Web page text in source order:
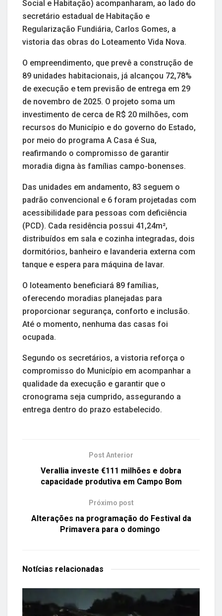
Social e Habitação) acompanharam, ao lado do
secretário estadual de Habitação e
Regularização Fundiária, Carlos Gomes, a
vistoria das obras do Loteamento Vida Nova.
O empreendimento, que prevê a construção de
89 unidades habitacionais, já alcançou 72,78%
de execução e tem previsão de entrega em 29
de novembro de 2025. O projeto soma um
investimento de cerca de R$ 20 milhões, com
recursos do Município e do governo do Estado,
por meio do programa A Casa é Sua,
reafirmando o compromisso de garantir
moradia digna às famílias campo-bonenses.
Das unidades em andamento, 83 seguem o
padrão convencional e 6 foram projetadas com
acessibilidade para pessoas com deficiência
(PCD). Cada residência possui 41,24m²,
distribuídos em sala e cozinha integradas, dois
dormitórios, banheiro e lavanderia externa com
tanque e espera para máquina de lavar.
O loteamento beneficiará 89 famílias,
oferecendo moradias planejadas para
proporcionar segurança, conforto e inclusão.
Até o momento, nenhuma das casas foi
ocupada.
Segundo os secretários, a vistoria reforça o
compromisso do Município em acompanhar a
qualidade da execução e garantir que o
cronograma seja cumprido, assegurando a
entrega dentro do prazo estabelecido.
Post Anterior
Verallia investe €111 milhões e dobra
capacidade produtiva em Campo Bom
Próximo post
Alterações na programação do Festival da
Primavera para o domingo
Notícias relacionadas